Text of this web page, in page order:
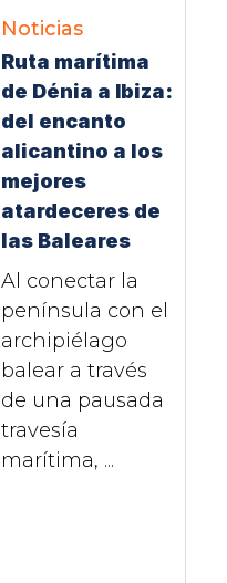
Noticias
Ruta marítima
de Dénia a Ibiza:
del encanto
alicantino a los
mejores
atardeceres de
las Baleares
Al conectar la
península con el
archipiélago
balear a través
de una pausada
travesía
marítima, ...